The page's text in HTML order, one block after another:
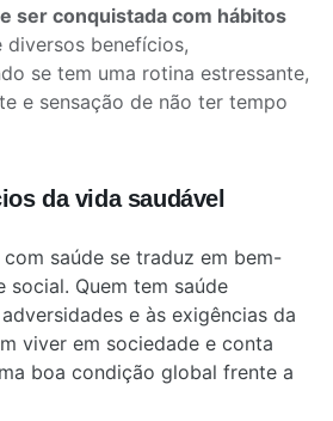
ser conquistada com hábitos
diversos benefícios,
se tem uma rotina estressante,
e sensação de não ter tempo
da vida saudável
saúde se traduz em bem-
social. Quem tem saúde
e às exigências da
viver em sociedade e conta
boa condição global frente a